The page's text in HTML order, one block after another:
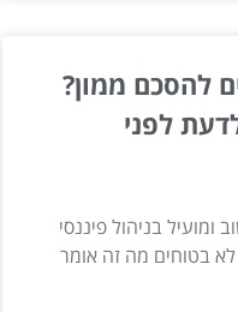
להסכם ממון?
לפני
ומועיל בניהול פיננסי
בטוחים מה זה אומר